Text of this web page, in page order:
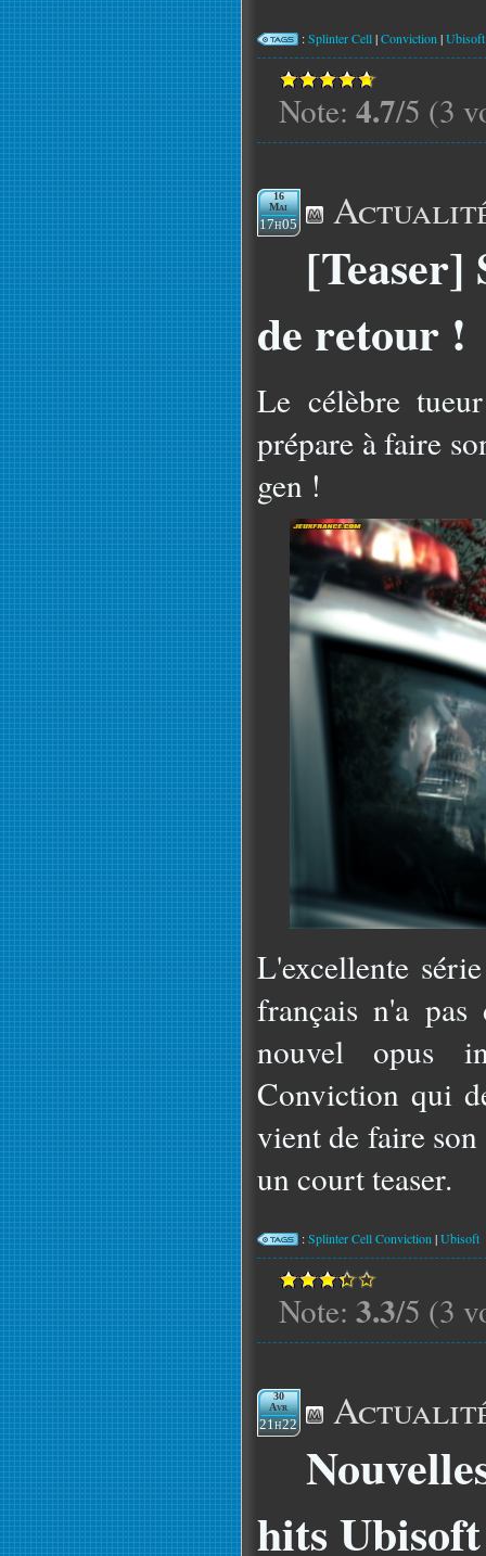
:Splinter Cell|Conviction |Ubisoft
Note: 4.7/5 (3
16
Mai
17h05
[Teaser]
de retour !
Le célèbre
prépare à faire
gen !
L'excellente
français n'a
nouvel opus
Conviction qui
vient de faire
un court teaser.
:Splinter Cell Conviction |Ubisoft
Note: 3.3/5 (3
30
Avr
21h22
hits Ubisoft